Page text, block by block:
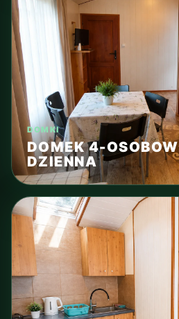
DOMKI
DOMEK 4-
DZIENNA